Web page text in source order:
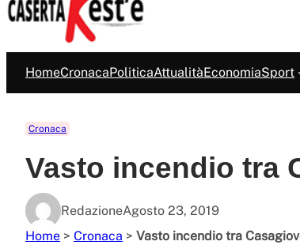
HomeCronacaPoliticaAttualitàEconomiaSport
Cronaca
Vasto incendio tra
RedazioneAgosto 23, 2019
Home > Cronaca > Vasto incendio tra